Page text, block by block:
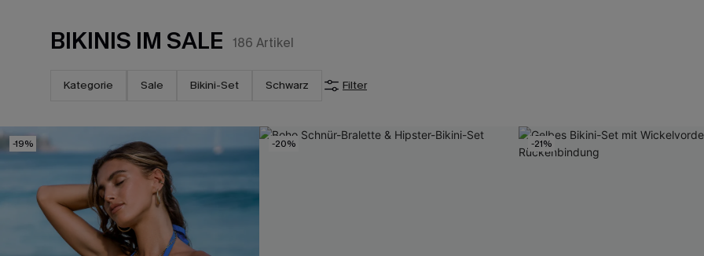
BIKINIS IM SALE 186 Artikel
Kategorie Sale Bikini-Set Schwarz Filter
-19% -20% -21%